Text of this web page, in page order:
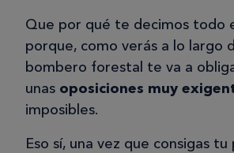
Que por qué te decimos todo
porque, como verás a lo largo
bombero forestal te va a
unas oposiciones muy
imposibles.
Eso sí, una vez que consigas tu